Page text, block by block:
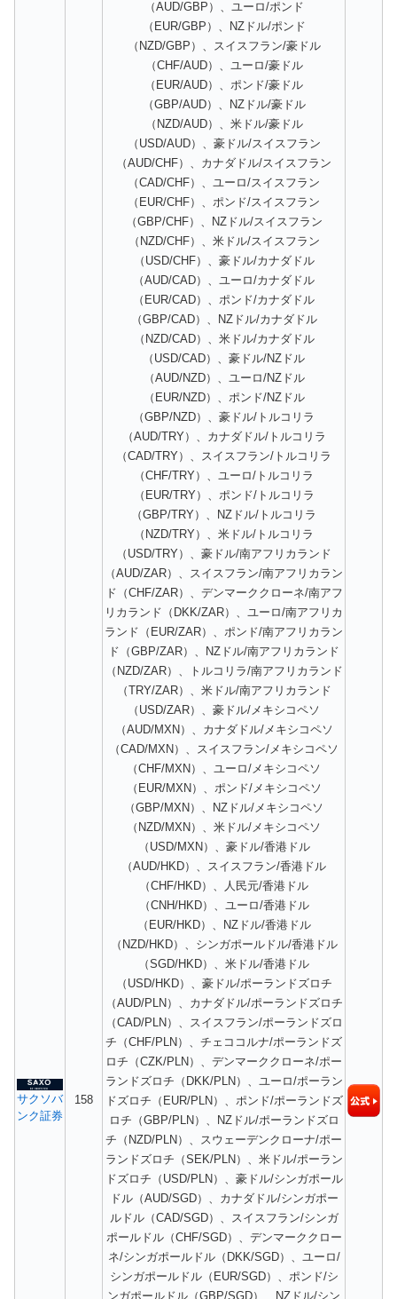
サクソバ
ンク証券
158
（AUD/GBP）、ユーロ/ポンド
（EUR/GBP）、NZドル/ポンド
（NZD/GBP）、スイスフラン/豪ドル
（CHF/AUD）、ユーロ/豪ドル
（EUR/AUD）、ポンド/豪ドル
（GBP/AUD）、NZドル/豪ドル
（NZD/AUD）、米ドル/豪ドル
（USD/AUD）、豪ドル/スイスフラン
（AUD/CHF）、カナダドル/スイスフラン
（CAD/CHF）、ユーロ/スイスフラン
（EUR/CHF）、ポンド/スイスフラン
（GBP/CHF）、NZドル/スイスフラン
（NZD/CHF）、米ドル/スイスフラン
（USD/CHF）、豪ドル/カナダドル
（AUD/CAD）、ユーロ/カナダドル
（EUR/CAD）、ポンド/カナダドル
（GBP/CAD）、NZドル/カナダドル
（NZD/CAD）、米ドル/カナダドル
（USD/CAD）、豪ドル/NZドル
（AUD/NZD）、ユーロ/NZドル
（EUR/NZD）、ポンド/NZドル
（GBP/NZD）、豪ドル/トルコリラ
（AUD/TRY）、カナダドル/トルコリラ
（CAD/TRY）、スイスフラン/トルコリラ
（CHF/TRY）、ユーロ/トルコリラ
（EUR/TRY）、ポンド/トルコリラ
（GBP/TRY）、NZドル/トルコリラ
（NZD/TRY）、米ドル/トルコリラ
（USD/TRY）、豪ドル/南アフリカランド
（AUD/ZAR）、スイスフラン/南アフリカラン
ド（CHF/ZAR）、デンマーククローネ/南アフ
リカランド（DKK/ZAR）、ユーロ/南アフリカ
ランド（EUR/ZAR）、ポンド/南アフリカラン
ド（GBP/ZAR）、NZドル/南アフリカランド
（NZD/ZAR）、トルコリラ/南アフリカランド
（TRY/ZAR）、米ドル/南アフリカランド
（USD/ZAR）、豪ドル/メキシコペソ
（AUD/MXN）、カナダドル/メキシコペソ
（CAD/MXN）、スイスフラン/メキシコペソ
（CHF/MXN）、ユーロ/メキシコペソ
（EUR/MXN）、ポンド/メキシコペソ
（GBP/MXN）、NZドル/メキシコペソ
（NZD/MXN）、米ドル/メキシコペソ
（USD/MXN）、豪ドル/香港ドル
（AUD/HKD）、スイスフラン/香港ドル
（CHF/HKD）、人民元/香港ドル
（CNH/HKD）、ユーロ/香港ドル
（EUR/HKD）、NZドル/香港ドル
（NZD/HKD）、シンガポールドル/香港ドル
（SGD/HKD）、米ドル/香港ドル
（USD/HKD）、豪ドル/ポーランドズロチ
（AUD/PLN）、カナダドル/ポーランドズロチ
（CAD/PLN）、スイスフラン/ポーランドズロ
チ（CHF/PLN）、チェココルナ/ポーランドズ
ロチ（CZK/PLN）、デンマーククローネ/ポー
ランドズロチ（DKK/PLN）、ユーロ/ポーラン
ドズロチ（EUR/PLN）、ポンド/ポーランドズ
ロチ（GBP/PLN）、NZドル/ポーランドズロ
チ（NZD/PLN）、スウェーデンクローナ/ポー
ランドズロチ（SEK/PLN）、米ドル/ポーラン
ドズロチ（USD/PLN）、豪ドル/シンガポール
ドル（AUD/SGD）、カナダドル/シンガポー
ルドル（CAD/SGD）、スイスフラン/シンガ
ポールドル（CHF/SGD）、デンマーククロー
ネ/シンガポールドル（DKK/SGD）、ユーロ/
シンガポールドル（EUR/SGD）、ポンド/シ